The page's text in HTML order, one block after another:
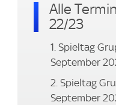
Alle
22/23
1. Spieltag
September
2. Spieltag
September